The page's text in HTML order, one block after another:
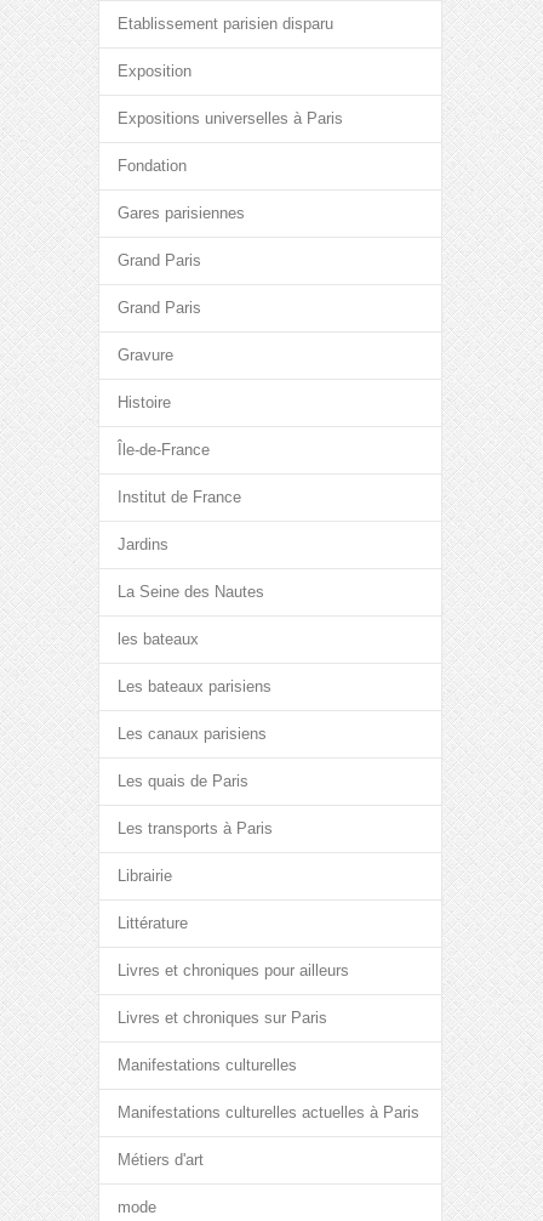
Etablissement parisien disparu
Exposition
Expositions universelles à Paris
Fondation
Gares parisiennes
Grand Paris
Grand Paris
Gravure
Histoire
Île-de-France
Institut de France
Jardins
La Seine des Nautes
les bateaux
Les bateaux parisiens
Les canaux parisiens
Les quais de Paris
Les transports à Paris
Librairie
Littérature
Livres et chroniques pour ailleurs
Livres et chroniques sur Paris
Manifestations culturelles
Manifestations culturelles actuelles à Paris
Métiers d'art
mode